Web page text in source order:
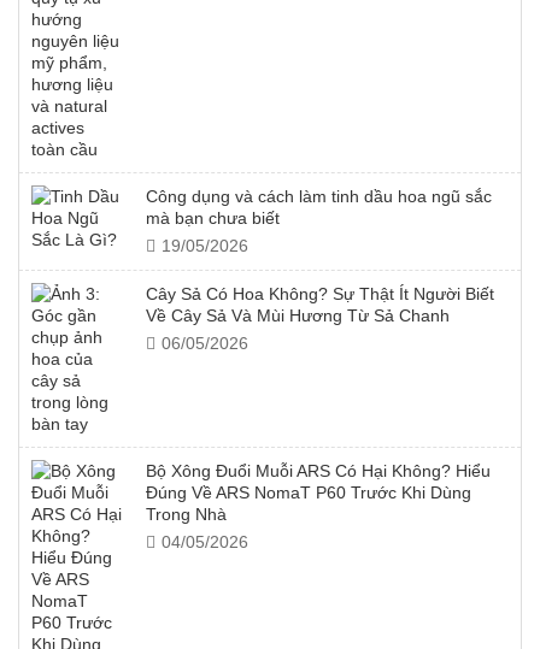
Công dụng và cách làm tinh dầu hoa ngũ sắc
mà bạn chưa biết
19/05/2026
Cây Sả Có Hoa Không? Sự Thật Ít Người Biết
Về Cây Sả Và Mùi Hương Từ Sả Chanh
06/05/2026
Bộ Xông Đuổi Muỗi ARS Có Hại Không? Hiểu
Đúng Về ARS NomaT P60 Trước Khi Dùng
Trong Nhà
04/05/2026